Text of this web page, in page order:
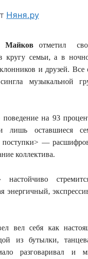
Няня.ру
Майков отметил
кругу семьи, а в
и друзей.
музыкальной
поведение на 93
лишь оставшиеся
поступки> —
коллектива.
энергичный,
вел себя как
из бутылки,
разговаривал и